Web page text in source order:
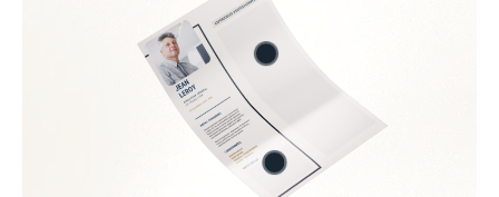
Soft Skills recherchées :
Vision stratégique et sens
Capacité à vulgariser les
Rigueur et orienté